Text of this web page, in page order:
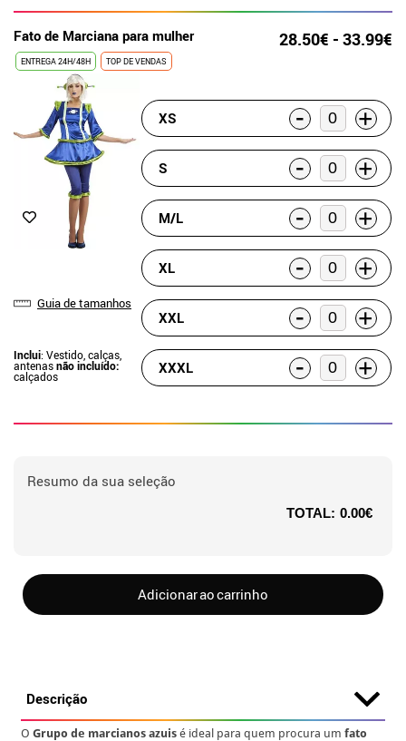
Fato de Marciana para mulher 28.50€ - 33.99€
ENTREGA 24H/48H TOP DE VENDAS
Guia de tamanhos
Inclui: Vestido, calças,
antenasnão incluído:
calçados
XS - +
S - +
M/L - +
XL - +
XXL - +
XXXL - +
Resumo da sua seleção
TOTAL: 0.00€
Adicionar ao carrinho
Descrição
OGrupo de marcianos azuis é ideal para quem procura umfato